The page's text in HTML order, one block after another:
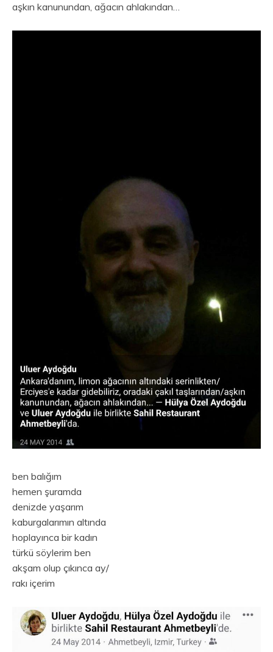
aşkın kanunundan, ağacın ahlakından…
ben balığım
hemen şuramda
denizde yaşarım
kaburgalarımın altında
hoplayınca bir kadın
türkü söylerim ben
akşam olup çıkınca ay/
rakı içerim